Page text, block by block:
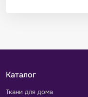
Каталог
Ткани для дома